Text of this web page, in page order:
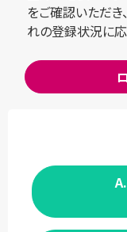
をご確認いただき
れの登録状況に応